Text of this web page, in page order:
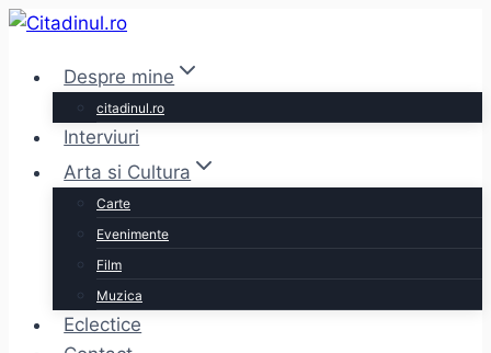
Skip
contentDespre mine
citadinul.ro
Interviuri
Arta si Cultura
Carte
Evenimente
Film
Muzica
Eclectice